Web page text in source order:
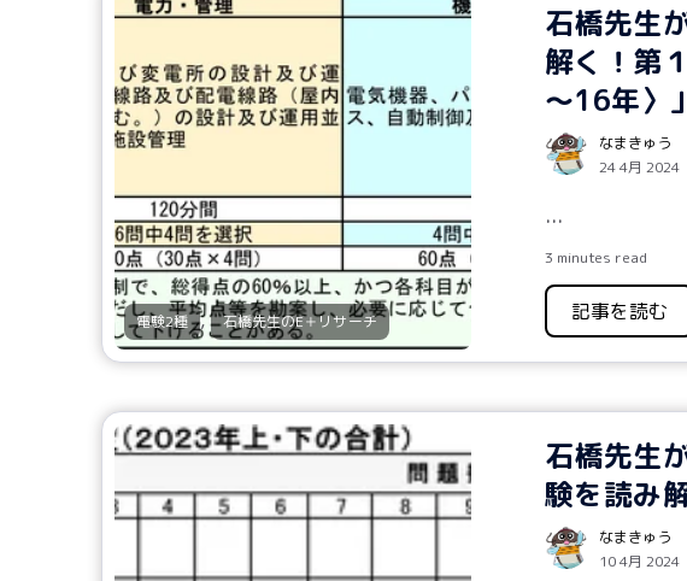
電験2種 , 石橋先生のE＋リサーチ
石橋先生
解く！第
～16年〉」
なまきゅう
24 4月 2024
...
3 minutes read
記事を読む
石橋先生
験を読み
なまきゅう
10 4月 2024